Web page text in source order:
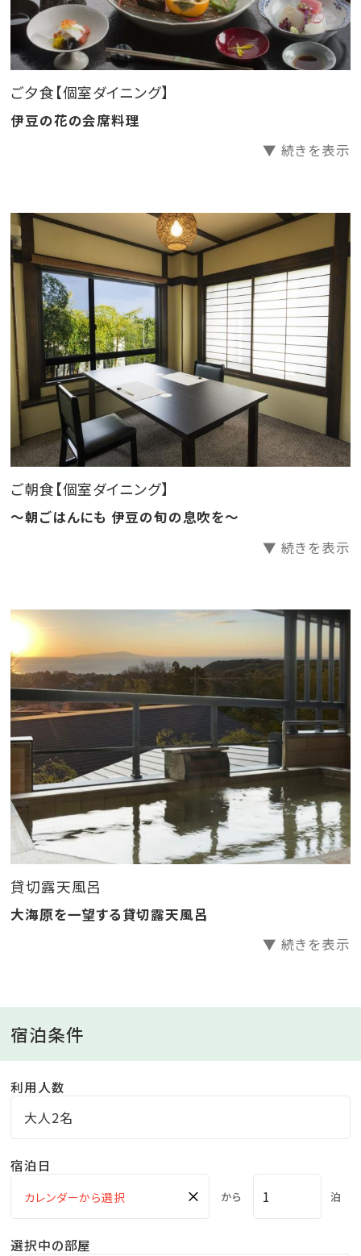
お食事は専用のダイニングにてご用意しております。
全て完全個室(ダイニングテーブル・チェア)のプライベ
ート空間にて、
幅広い年齢層のお客様が快適にお過ごしいただけます。
日常味わうことのできない贅を極めた時間を是非ご堪
ご夕食【個室ダイニング】
伊豆の花の会席料理
▼ 続きを表示
ご朝食【個室ダイニング】
～朝ごはんにも 伊豆の旬の息吹を～
▼ 続きを表示
貸切露天風呂
大海原を一望する貸切露天風呂
▼ 続きを表示
宿泊条件
利用人数
大人2名
宿泊日
× から 泊
選択中の部屋